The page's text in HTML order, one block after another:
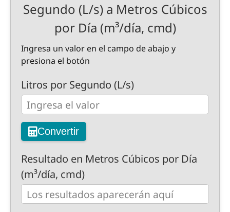
Segundo (L/s) a Metros Cúbicos
por Día (m³/día, cmd)
Ingresa un valor en el campo de abajo y
presiona el botón
Litros por Segundo (L/s)
Convertir
Resultado en Metros Cúbicos por Día
(m³/día, cmd)